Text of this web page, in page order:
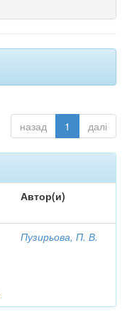
назад 1 далі
Автор(и)
Пузирьова, П. В.